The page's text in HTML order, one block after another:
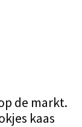
de markt.
kaas